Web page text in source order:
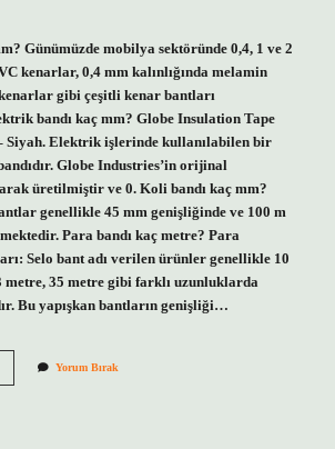
Günümüzde mobilya sektöründe 0,4, 1 ve 2
kenarlar, 0,4 mm kalınlığında melamin
gibi çeşitli kenar bantları
bandı kaç mm? Globe Insulation Tape
Siyah. Elektrik işlerinde kullanılabilen bir
Globe Industries’in orijinal
üretilmiştir ve 0. Koli bandı kaç mm?
genellikle 45 mm genişliğinde ve 100 m
Para bandı kaç metre? Para
Selo bant adı verilen ürünler genellikle 10
metre, 35 metre gibi farklı uzunluklarda
Bu yapışkan bantların genişliği…
Yorum Bırak